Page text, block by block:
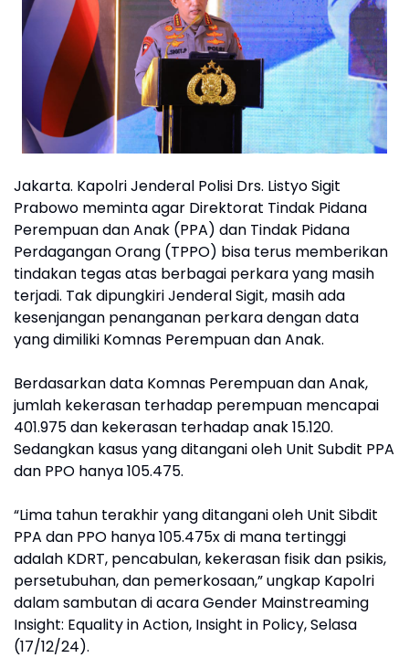
Jakarta. Kapolri Jenderal Polisi Drs. Listyo Sigit
Prabowo meminta agar Direktorat Tindak Pidana
Perempuan dan Anak (PPA) dan Tindak Pidana
Perdagangan Orang (TPPO) bisa terus memberikan
tindakan tegas atas berbagai perkara yang masih
terjadi. Tak dipungkiri Jenderal Sigit, masih ada
kesenjangan penanganan perkara dengan data
yang dimiliki Komnas Perempuan dan Anak.
Berdasarkan data Komnas Perempuan dan Anak,
jumlah kekerasan terhadap perempuan mencapai
401.975 dan kekerasan terhadap anak 15.120.
Sedangkan kasus yang ditangani oleh Unit Subdit PPA
dan PPO hanya 105.475.
“Lima tahun terakhir yang ditangani oleh Unit Sibdit
PPA dan PPO hanya 105.475x di mana tertinggi
adalah KDRT, pencabulan, kekerasan fisik dan psikis,
persetubuhan, dan pemerkosaan,” ungkap Kapolri
dalam sambutan di acara Gender Mainstreaming
Insight: Equality in Action, Insight in Policy, Selasa
(17/12/24).